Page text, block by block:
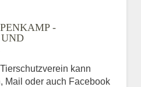
-
kann
Mail oder auch Facebook